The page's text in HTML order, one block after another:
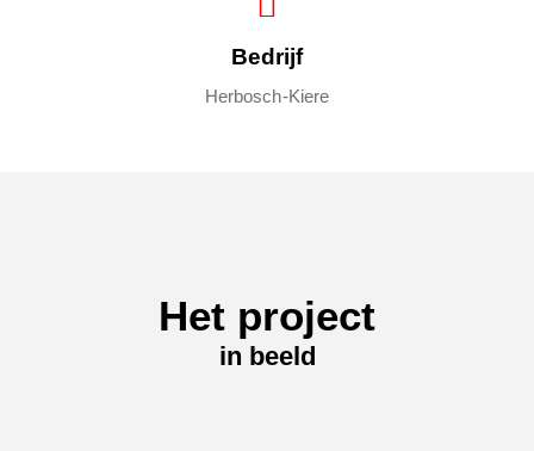
Bedrijf
Herbosch-Kiere
Het project
in beeld